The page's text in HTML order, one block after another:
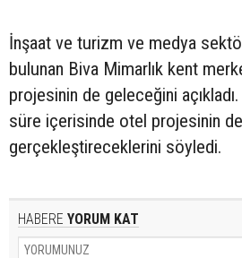
İnşaat ve turizm ve medya
bulunan Biva Mimarlık kent
projesinin de geleceğini
süre içerisinde otel projesinin de
gerçekleştireceklerini söyledi.
HABERE YORUM KAT